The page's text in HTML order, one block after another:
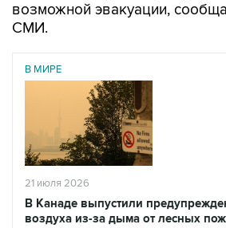
возможной эвакуации,
СМИ.
В МИРЕ
21 июля 2026
В Канаде выпустили
воздуха из-за дыма от лесных